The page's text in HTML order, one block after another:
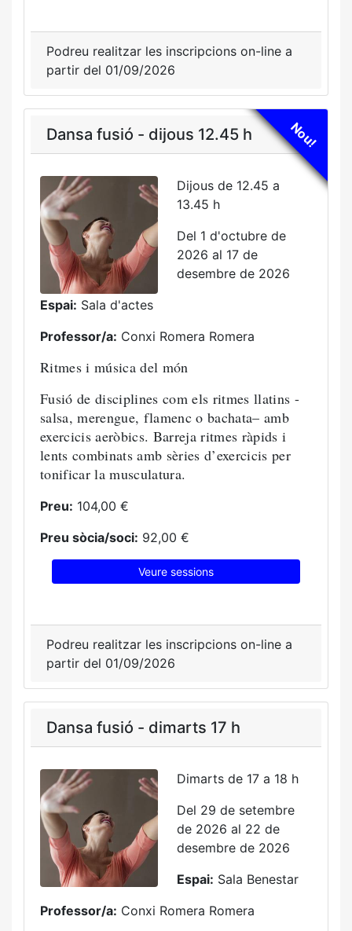
Podreu realitzar les inscripcions on-line a
partir del 01/09/2026
Nou!
Dansa fusió - dijous 12.45 h
Dijous de 12.45 a
13.45 h
Del 1 d'octubre de
2026 al 17 de
desembre de 2026
Espai: Sala d'actes
Professor/a: Conxi Romera Romera
Ritmes i música del món
Fusió de disciplines com els ritmes llatins -
salsa, merengue, flamenc o bachata– amb
exercicis aeròbics. Barreja ritmes ràpids i
lents combinats amb sèries d’exercicis per
tonificar la musculatura.
Preu: 104,00 €
Preu sòcia/soci: 92,00 €
Veure sessions
Podreu realitzar les inscripcions on-line a
partir del 01/09/2026
Dansa fusió - dimarts 17 h
Dimarts de 17 a 18 h
Del 29 de setembre
de 2026 al 22 de
desembre de 2026
Espai: Sala Benestar
Professor/a: Conxi Romera Romera